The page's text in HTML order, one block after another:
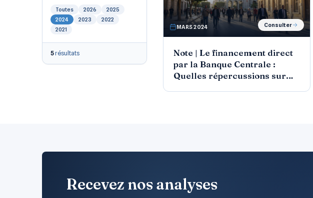
Toutes 2026
2025
2024
2023
2022
2021
5résultats
MARS 2024 Consulter
Note | Le financement direct
par la Banque Centrale :
Quelles répercussions sur
Recevez nos analyses